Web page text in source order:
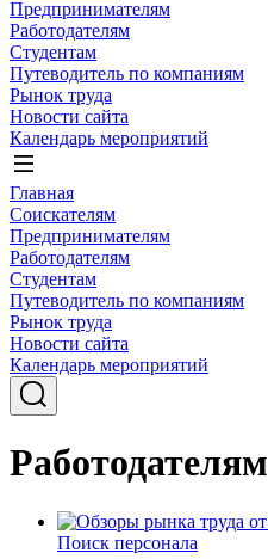
Предпринимателям
Работодателям
Студентам
Путеводитель по компаниям
Рынок труда
Новости сайта
Календарь мероприятий
Главная
Соискателям
Предпринимателям
Работодателям
Студентам
Путеводитель по компаниям
Рынок труда
Новости сайта
Календарь мероприятий
Работодателям
Поиск персонала